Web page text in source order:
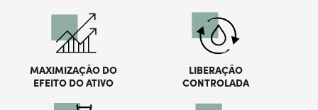
MAXIMIZAÇÃO DO
EFEITO DO ATIVO
LIBERAÇÃO
CONTROLADA